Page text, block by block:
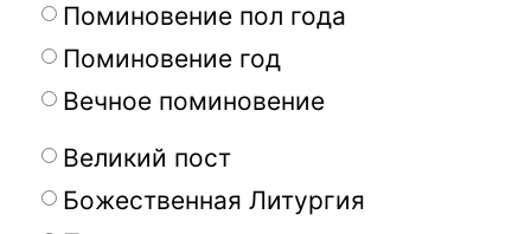
Поминовение пол года
Поминовение год
Вечное поминовение
Великий пост
Божественная Литургия